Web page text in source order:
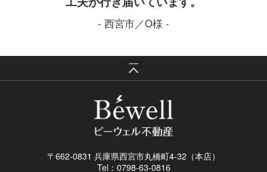
- 西宮市／O様 -
〒662-0831 兵庫県西宮市丸橋町4-32（本店）
Tel：0798-63-0816